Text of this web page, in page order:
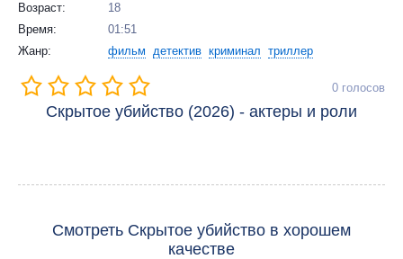
Возраст:
18
Время:
01:51
Жанр:
фильм детектив криминал триллер
0 голосов
Скрытое убийство (2026) - актеры и роли
Смотреть Скрытое убийство в хорошем
качестве